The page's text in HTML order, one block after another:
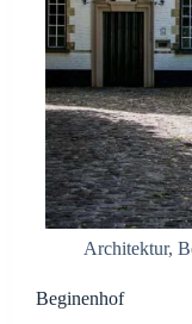
Architektur,
Beginenhof